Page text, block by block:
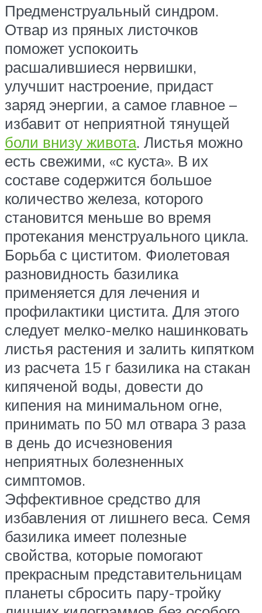
Предменструальный синдром.
Отвар из пряных листочков
поможет успокоить
расшалившиеся нервишки,
улучшит настроение, придаст
заряд энергии, а самое главное –
избавит от неприятной тянущей
боли внизу живота. Листья можно
есть свежими, «с куста». В их
составе содержится большое
количество железа, которого
становится меньше во время
протекания менструального цикла.
Борьба с циститом. Фиолетовая
разновидность базилика
применяется для лечения и
профилактики цистита. Для этого
следует мелко-мелко нашинковать
листья растения и залить кипятком
из расчета 15 г базилика на стакан
кипяченой воды, довести до
кипения на минимальном огне,
принимать по 50 мл отвара 3 раза
в день до исчезновения
неприятных болезненных
симптомов.
Эффективное средство для
избавления от лишнего веса. Семя
базилика имеет полезные
свойства, которые помогают
прекрасным представительницам
планеты сбросить пару-тройку